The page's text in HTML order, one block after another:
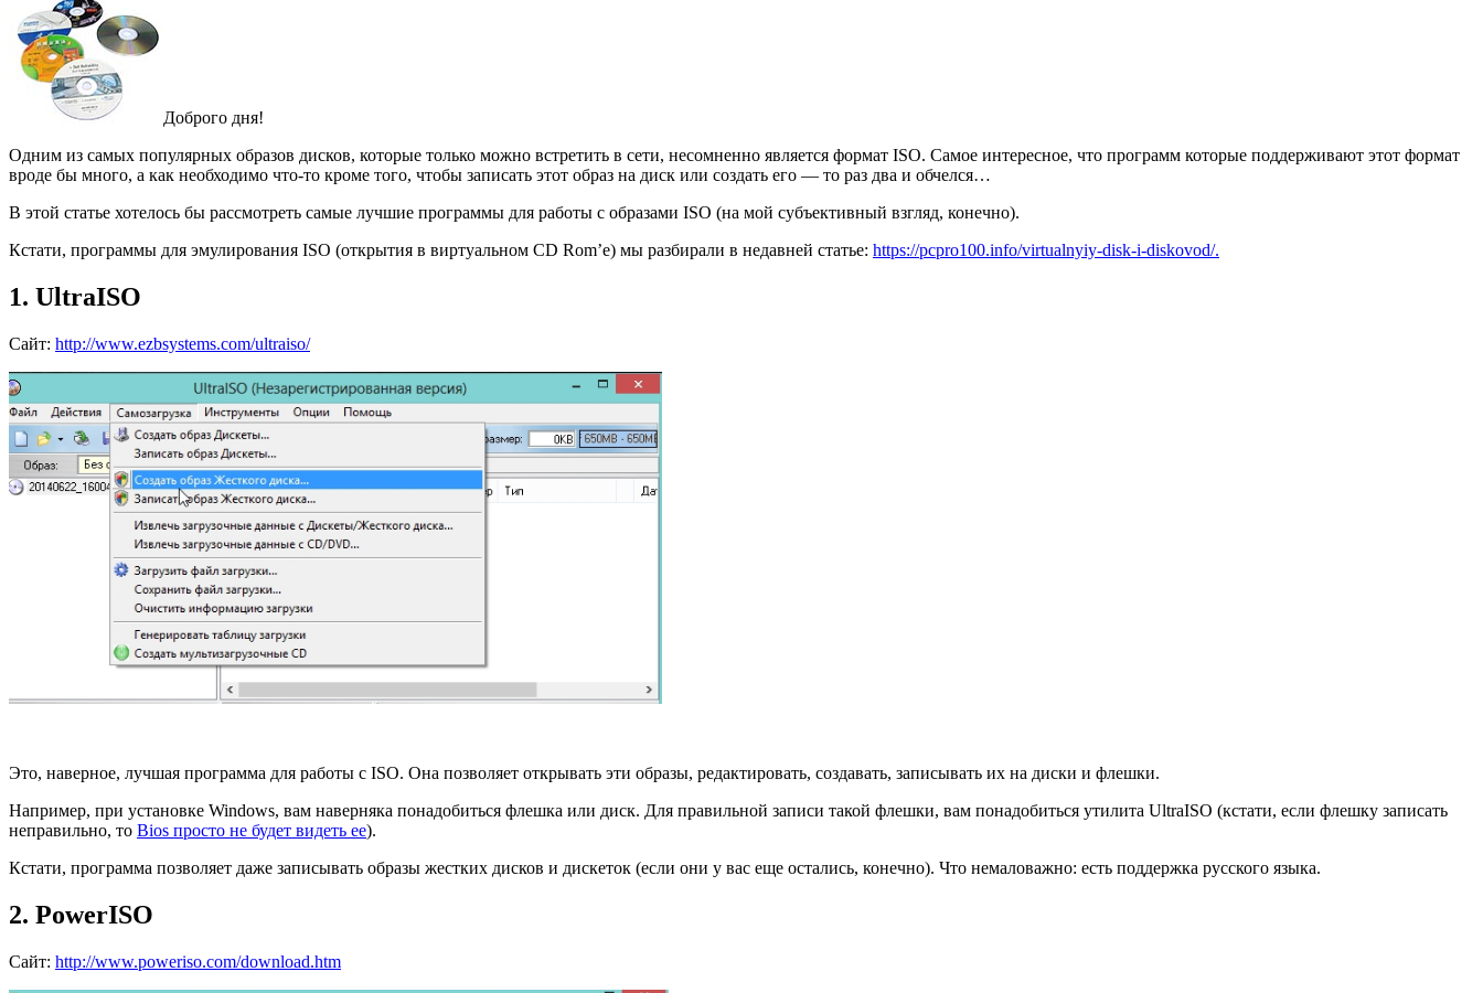
Доброго дня!
Одним из самых популярных образов дисков, которые только можно встретить в сети, несомненно является формат ISO. Самое интересное, что программ которые поддерживают этот формат
вроде бы много, а как необходимо что-то кроме того, чтобы записать этот образ на диск или создать его — то раз два и обчелся…
В этой статье хотелось бы рассмотреть самые лучшие программы для работы с образами ISO (на мой субъективный взгляд, конечно).
Кстати, программы для эмулирования ISO (открытия в виртуальном CD Rom’e) мы разбирали в недавней статье: https://pcpro100.info/virtualnyiy-disk-i-diskovod/.
1. UltraISO
Сайт: http://www.ezbsystems.com/ultraiso/
Это, наверное, лучшая программа для работы с ISO. Она позволяет открывать эти образы, редактировать, создавать, записывать их на диски и флешки.
Например, при установке Windows, вам наверняка понадобиться флешка или диск. Для правильной записи такой флешки, вам понадобиться утилита UltraISO (кстати, если флешку записать
неправильно, то Bios просто не будет видеть ее).
Кстати, программа позволяет даже записывать образы жестких дисков и дискеток (если они у вас еще остались, конечно). Что немаловажно: есть поддержка русского языка.
2. PowerISO
Сайт: http://www.poweriso.com/download.htm